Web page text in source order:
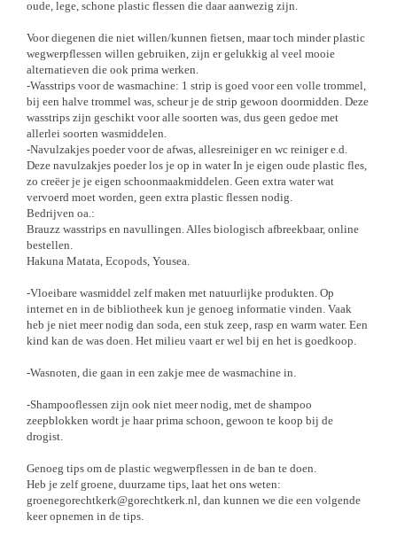
oude, lege, schone plastic flessen die daar aanwezig zijn.
Voor diegenen die niet willen/kunnen fietsen, maar toch minder plastic
wegwerpflessen willen gebruiken, zijn er gelukkig al veel mooie
alternatieven die ook prima werken.
-Wasstrips voor de wasmachine: 1 strip is goed voor een volle trommel,
bij een halve trommel was, scheur je de strip gewoon doormidden. Deze
wasstrips zijn geschikt voor alle soorten was, dus geen gedoe met
allerlei soorten wasmiddelen.
-Navulzakjes poeder voor de afwas, allesreiniger en wc reiniger e.d.
Deze navulzakjes poeder los je op in water In je eigen oude plastic fles,
zo creëer je je eigen schoonmaakmiddelen. Geen extra water wat
vervoerd moet worden, geen extra plastic flessen nodig.
Bedrijven oa.:
Brauzz wasstrips en navullingen. Alles biologisch afbreekbaar, online
bestellen.
Hakuna Matata, Ecopods, Yousea.
-Vloeibare wasmiddel zelf maken met natuurlijke produkten. Op
internet en in de bibliotheek kun je genoeg informatie vinden. Vaak
heb je niet meer nodig dan soda, een stuk zeep, rasp en warm water. Een
kind kan de was doen. Het milieu vaart er wel bij en het is goedkoop.
-Wasnoten, die gaan in een zakje mee de wasmachine in.
-Shampooflessen zijn ook niet meer nodig, met de shampoo
zeepblokken wordt je haar prima schoon, gewoon te koop bij de
drogist.
Genoeg tips om de plastic wegwerpflessen in de ban te doen.
Heb je zelf groene, duurzame tips, laat het ons weten:
groenegorechtkerk@gorechtkerk.nl, dan kunnen we die een volgende
keer opnemen in de tips.